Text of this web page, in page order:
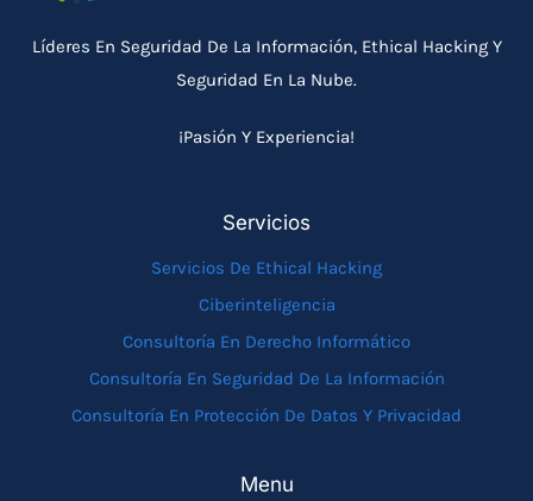
Líderes En Seguridad De La Información, Ethical Hacking Y
Seguridad En La Nube.
¡Pasión Y Experiencia!
Servicios
Servicios De Ethical Hacking
Ciberinteligencia
Consultoría En Derecho Informático
Consultoría En Seguridad De La Información
Consultoría En Protección De Datos Y Privacidad
Menu